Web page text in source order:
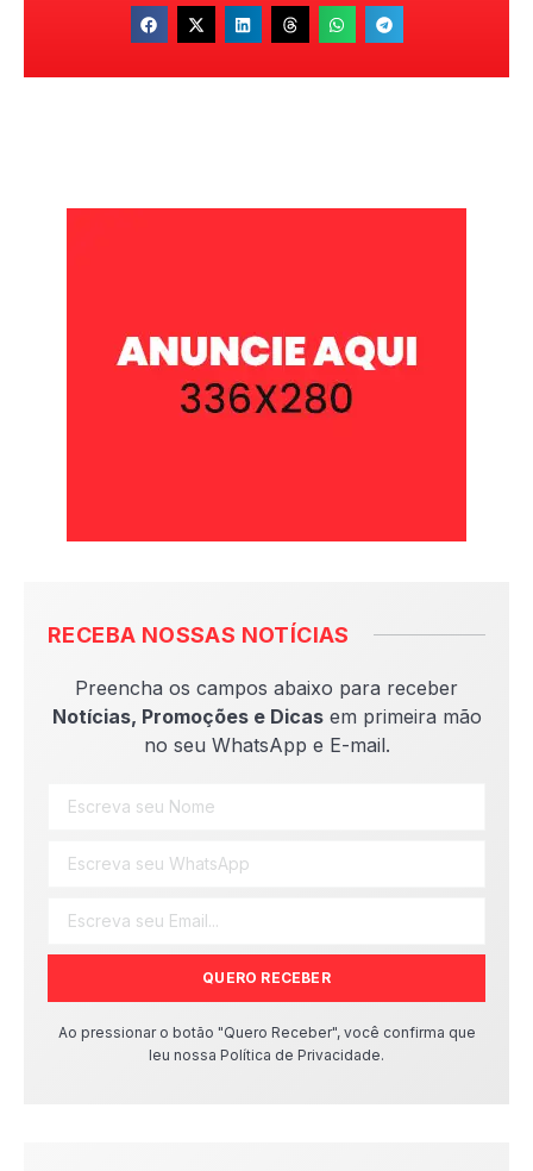
RECEBA NOSSAS NOTÍCIAS
Preencha os campos abaixo para receber
Notícias, Promoções e Dicasem primeira mão
no seu WhatsApp e E-mail.
QUERO RECEBER
Ao pressionar o botão "Quero Receber", você confirma que
leu nossa Política de Privacidade.